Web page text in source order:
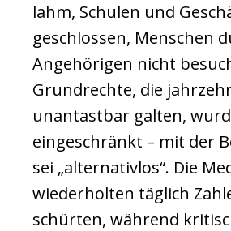
lahm, Schulen und
geschlossen, Menschen
Angehörigen nicht
Grundrechte, die
unantastbar galten,
eingeschränkt – mit der
sei „alternativlos“. Die
wiederholten täglich
schürten, während